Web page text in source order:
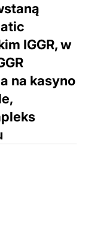
IGGR, w
na kasyno